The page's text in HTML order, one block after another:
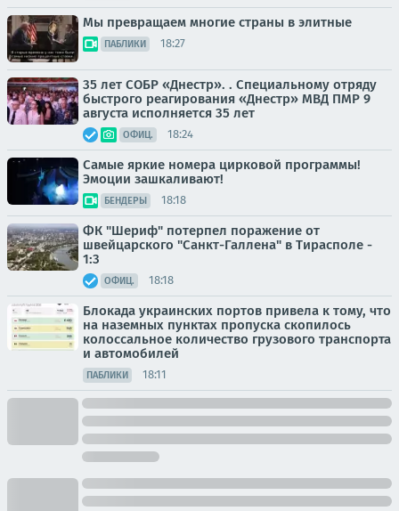
Мы превращаем многие страны в элитные
ПАБЛИКИ 18:27
35 лет СОБР «Днестр». . Специальному отряду
быстрого реагирования «Днестр» МВД ПМР 9
августа исполняется 35 лет
ОФИЦ. 18:24
Самые яркие номера цирковой программы!
Эмоции зашкаливают!
БЕНДЕРЫ 18:18
ФК "Шериф" потерпел поражение от
швейцарского "Санкт-Галлена" в Тирасполе -
1:3
ОФИЦ. 18:18
Блокада украинских портов привела к тому, что
на наземных пунктах пропуска скопилось
колоссальное количество грузового транспорта
и автомобилей
ПАБЛИКИ 18:11